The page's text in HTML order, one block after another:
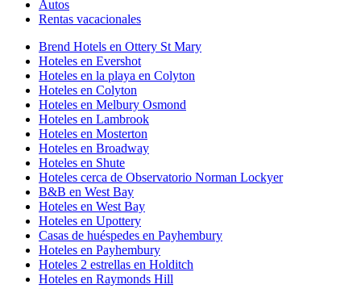
Autos
Rentas vacacionales
Brend Hotels en Ottery St Mary
Hoteles en Evershot
Hoteles en la playa en Colyton
Hoteles en Colyton
Hoteles en Melbury Osmond
Hoteles en Lambrook
Hoteles en Mosterton
Hoteles en Broadway
Hoteles en Shute
Hoteles cerca de Observatorio Norman Lockyer
B&B en West Bay
Hoteles en West Bay
Hoteles en Upottery
Casas de huéspedes en Payhembury
Hoteles en Payhembury
Hoteles 2 estrellas en Holditch
Hoteles en Raymonds Hill